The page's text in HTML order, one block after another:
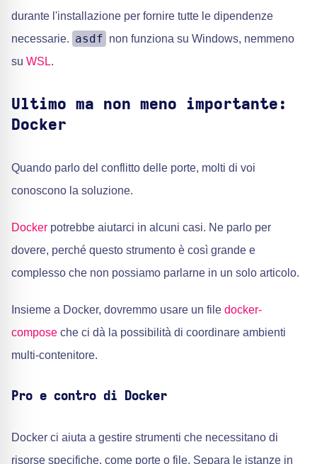
durante l'installazione per fornire tutte le dipendenze
necessarie. asdf non funziona su Windows, nemmeno
su WSL.
Ultimo ma non meno importante:
Docker
Quando parlo del conflitto delle porte, molti di voi
conoscono la soluzione.
Docker potrebbe aiutarci in alcuni casi. Ne parlo per
dovere, perché questo strumento è così grande e
complesso che non possiamo parlarne in un solo articolo.
Insieme a Docker, dovremmo usare un file docker-
compose che ci dà la possibilità di coordinare ambienti
multi-contenitore.
Pro e contro di Docker
Docker ci aiuta a gestire strumenti che necessitano di
risorse specifiche, come porte o file. Separa le istanze in